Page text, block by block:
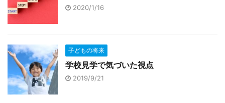
2020/1/16
子どもの将来
学校見学で気づいた視点
2019/9/21